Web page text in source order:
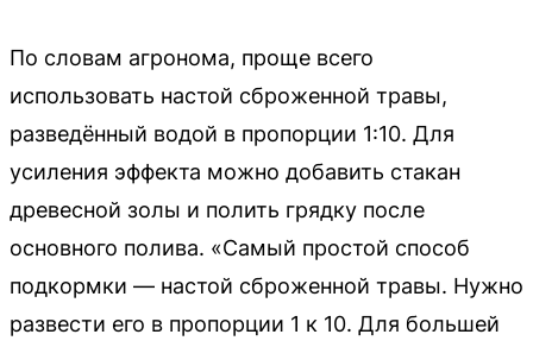
По словам агронома, проще всего
использовать настой сброженной травы,
разведённый водой в пропорции 1:10. Для
усиления эффекта можно добавить стакан
древесной золы и полить грядку после
основного полива. «Самый простой способ
подкормки — настой сброженной травы. Нужно
развести его в пропорции 1 к 10. Для большей